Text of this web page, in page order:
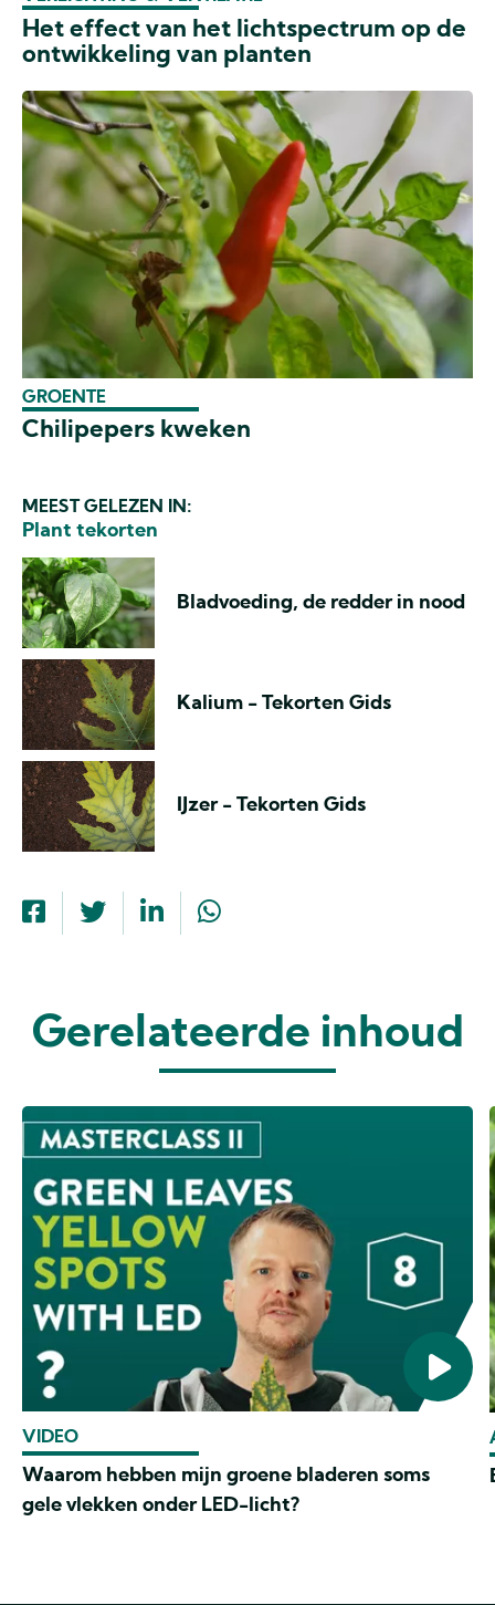
Het effect van het lichtspectrum op de
ontwikkeling van planten
GROENTE
Chilipepers kweken
MEEST GELEZEN IN:
Plant tekorten
Bladvoeding, de redder in nood
Kalium - Tekorten Gids
IJzer - Tekorten Gids
Gerelateerde inhoud
VIDEO
Waarom hebben mijn groene bladeren soms
gele vlekken onder LED-licht?